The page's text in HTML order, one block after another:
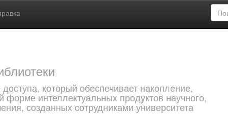
который обеспечивает накопление,
форме интеллектуальных продуктов научного,
созданных сотрудниками университета